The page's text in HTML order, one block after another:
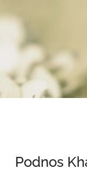
Podnos